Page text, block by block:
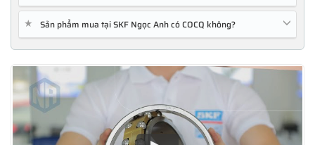
★ Sản phẩm mua tại SKF Ngọc Anh có COCQ không?